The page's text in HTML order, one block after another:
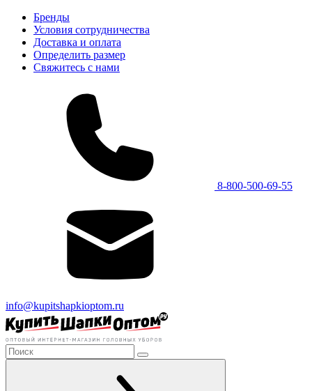
Бренды
Условия сотрудничества
Доставка и оплата
Определить размер
Свяжитесь с нами
8-800-500-69-55
info@kupitshapkioptom.ru